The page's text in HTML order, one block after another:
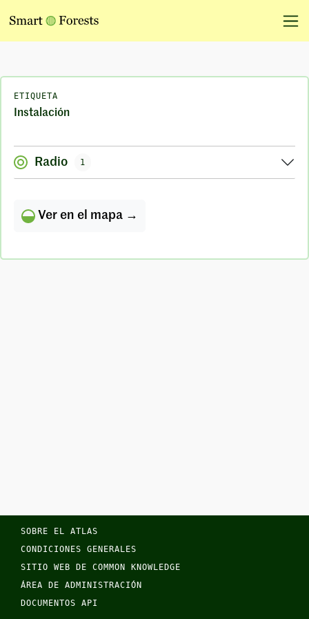
ETIQUETA
Instalación
Radio 1
Ver en el mapa →
SOBRE EL ATLAS
CONDICIONES GENERALES
SITIO WEB DE COMMON KNOWLEDGE
ÁREA DE ADMINISTRACIÓN
DOCUMENTOS API